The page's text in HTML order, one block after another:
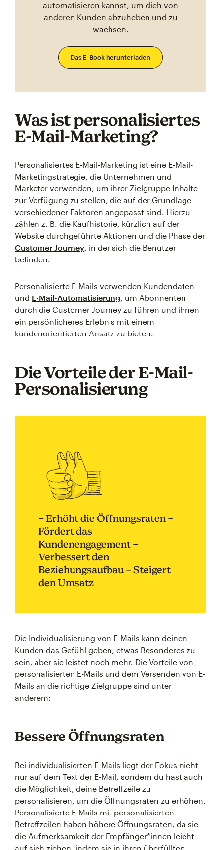
automatisieren kannst, um dich von
anderen Kunden abzuheben und zu
wachsen.
Das E-Book herunterladen
Was ist personalisiertes
E-Mail-Marketing?
Personalisiertes E-Mail-Marketing ist eine E-Mail-
Marketingstrategie, die Unternehmen und
Marketer verwenden, um ihrer Zielgruppe Inhalte
zur Verfügung zu stellen, die auf der Grundlage
verschiedener Faktoren angepasst sind. Hierzu
zählen z. B. die Kaufhistorie, kürzlich auf der
Website durchgeführte Aktionen und die Phase der
Customer Journey, in der sich die Benutzer
befinden.
Personalisierte E-Mails verwenden Kundendaten
und E-Mail-Automatisierung, um Abonnenten
durch die Customer Journey zu führen und ihnen
ein persönlicheres Erlebnis mit einem
kundenorientierten Ansatz zu bieten.
Die Vorteile der E-Mail-
Personalisierung
– Erhöht die Öffnungsraten –
Fördert das
Kundenengagement –
Verbessert den
Beziehungsaufbau – Steigert
den Umsatz
Die Individualisierung von E-Mails kann deinen
Kunden das Gefühl geben, etwas Besonderes zu
sein, aber sie leistet noch mehr. Die Vorteile von
personalisierten E-Mails und dem Versenden von E-
Mails an die richtige Zielgruppe sind unter
anderem:
Bessere Öffnungsraten
Bei individualisierten E-Mails liegt der Fokus nicht
nur auf dem Text der E-Mail, sondern du hast auch
die Möglichkeit, deine Betreffzeile zu
personalisieren, um die Öffnungsraten zu erhöhen.
Personalisierte E-Mails mit personalisierten
Betreffzeilen haben höhere Öffnungsraten, da sie
die Aufmerksamkeit der Empfänger*innen leicht
auf sich ziehen, indem sie in ihren überfüllten